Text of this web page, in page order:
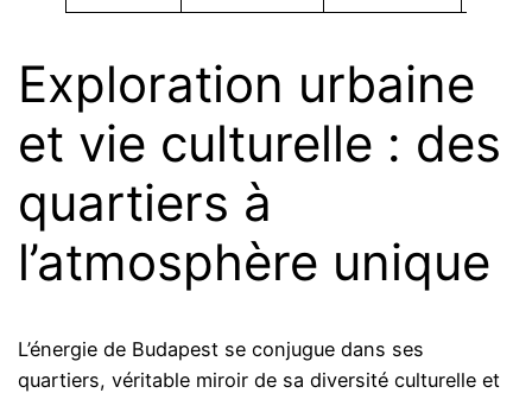
Exploration urbaine
et vie culturelle : des
quartiers à
l’atmosphère unique
L’énergie de Budapest se conjugue dans ses
quartiers, véritable miroir de sa diversité culturelle et